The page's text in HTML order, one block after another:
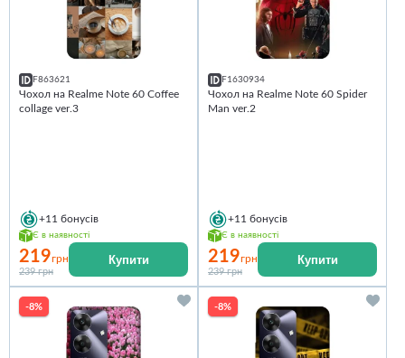
F863621
Чохол на Realme Note 60 Coffee
collage ver.3
+11 бонусів
Є в наявності
219грн
239 грн
Купити
F1630934
Чохол на Realme Note 60 Spider
Man ver.2
+11 бонусів
Є в наявності
219грн
239 грн
Купити
-8% -8%